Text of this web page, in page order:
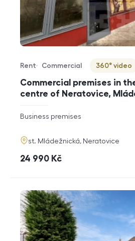
Commercial premises in
centre of Neratovice,
Offer type
Rent
Property type
Commercial
Virtuální prohlídka
360° video
rozměry
disposition
Business premises
adresa
st. Mládežnická, Neratovice
cena
24 990 Kč